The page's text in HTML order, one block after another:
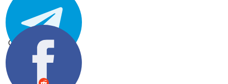
Chia sẻ: